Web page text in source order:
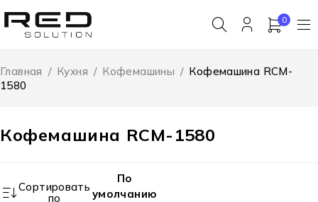
0
Кофемашина RCM-1580
Главная / Кухня / Кофемашины / Кофемашина RCM-
1580
Сортировать
по
По
умолчанию